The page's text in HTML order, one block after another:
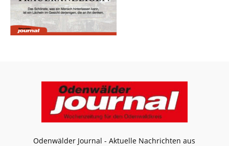
Odenwälder Journal - Aktuelle Nachrichten aus